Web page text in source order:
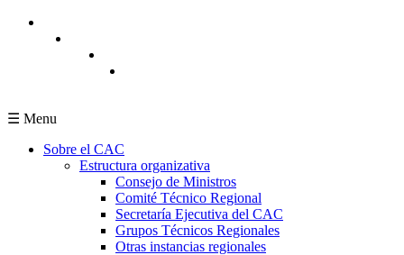
Pasar al contenido principal
☰ Menu
Sobre el CAC
Estructura organizativa
Consejo de Ministros
Comité Técnico Regional
Secretaría Ejecutiva del CAC
Grupos Técnicos Regionales
Otras instancias regionales